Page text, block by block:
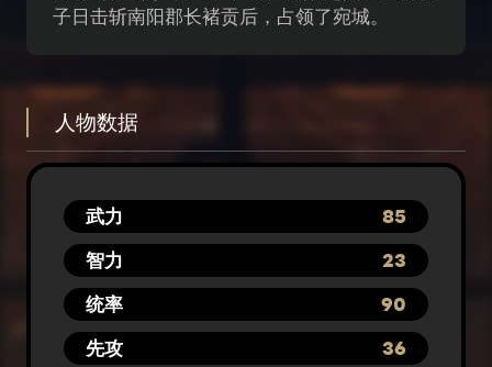
子日击斩南阳郡长褚贡后，占领了宛城。
人物数据
武力
85
智力
23
统率
90
先攻
36